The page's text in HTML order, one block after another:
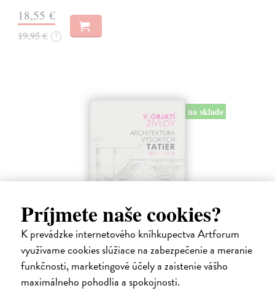
Príjmete naše cookies?
K prevádzke internetového kníhkupectva Artforum
využívame cookies slúžiace na zabezpečenie a meranie
funkčnosti, marketingové účely a zaistenie vášho
maximálneho pohodlia a spokojnosti.
18,55 €
19,95 € ?
na sklade
V objatí živlov
Semančík Maroš| Kniha
Monografia, ktorá vznikla na základe skoro 20 ročného výskumu
obsahuje analýzy najdôležitejších stavieb ako aj súpis všetkých 293
budov, ktoré boli v tom čase postavené alebo navrhované so
základnými údajmi.…